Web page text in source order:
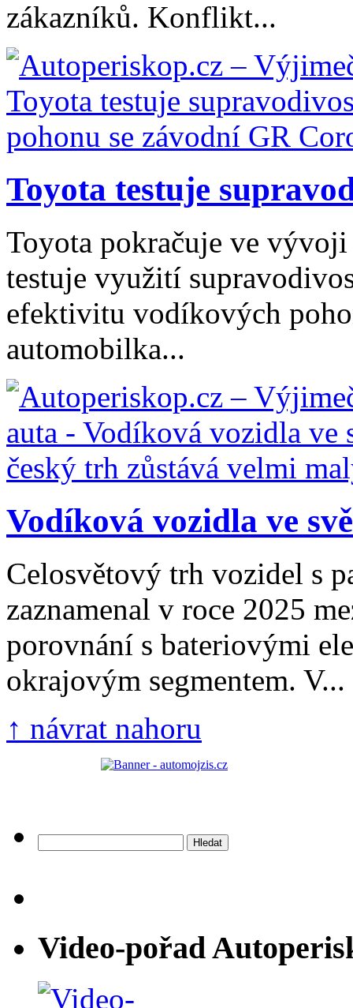
zákazníků. Konflikt...
Toyota testuje
Toyota pokračuje ve
testuje využití
efektivitu vodíkových
automobilka...
Vodíková vozidla ve
Celosvětový trh vozidel s
zaznamenal v roce 2025
porovnání s bateriovými
okrajovým segmentem. V...
↑ návrat nahoru
Video-pořad